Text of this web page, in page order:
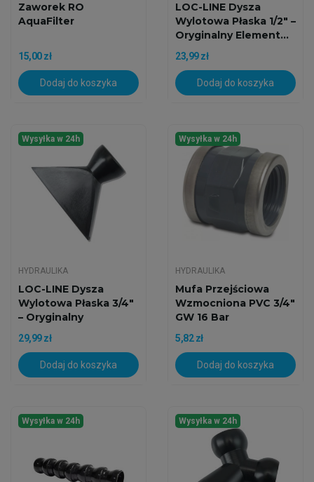
Zaworek RO
AquaFilter
15,00 zł
Dodaj do koszyka
LOC-LINE Dysza
Wylotowa Płaska 1/2" –
Oryginalny Element...
23,99 zł
Dodaj do koszyka
Wysyłka w 24h
HYDRAULIKA
LOC-LINE Dysza
Wylotowa Płaska 3/4"
– Oryginalny
Element...
29,99 zł
Dodaj do koszyka
Wysyłka w 24h
HYDRAULIKA
Mufa Przejściowa
Wzmocniona PVC 3/4"
GW 16 Bar
5,82 zł
Dodaj do koszyka
Wysyłka w 24h Wysyłka w 24h